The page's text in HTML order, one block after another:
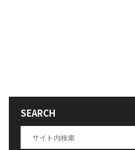
SEARCH